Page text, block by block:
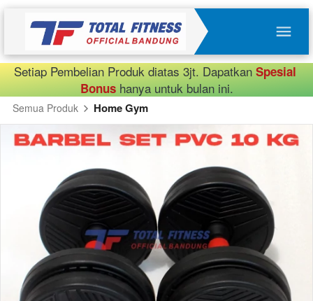
Setiap Pembelian Produk diatas 3jt. Dapatkan Spesial
Bonus hanya untuk bulan ini.
Semua Produk Home Gym